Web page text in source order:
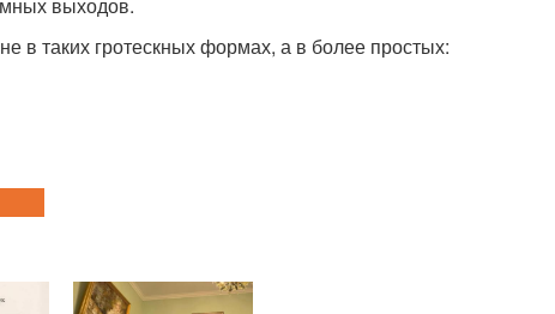
в таких гротескных формах, а в более простых: